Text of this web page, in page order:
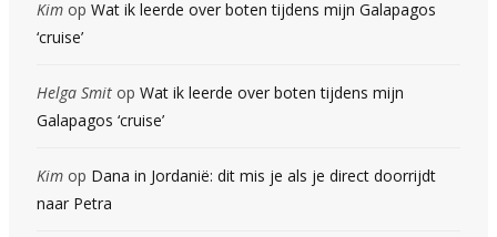
Kim op Wat ik leerde over boten tijdens mijn Galapagos
‘cruise’
Helga Smit op Wat ik leerde over boten tijdens mijn
Galapagos ‘cruise’
Kim op Dana in Jordanië: dit mis je als je direct doorrijdt
naar Petra